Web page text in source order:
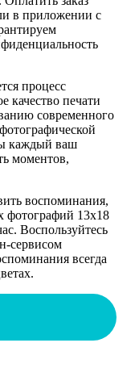
в приложении с
процесс
качество печати
современного
каждый ваш
моментов,
воспоминания,
фотографий 13х18
Воспользуйтесь
сервисом
всегда